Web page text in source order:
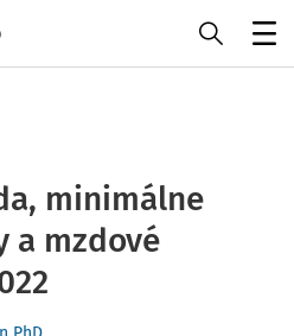
minimálne
a mzdové